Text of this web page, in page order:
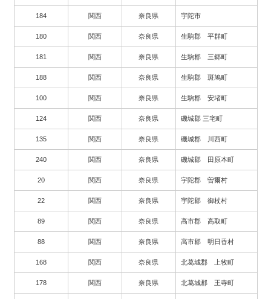
184 関西 奈良県 宇陀市
180 関西 奈良県 生駒郡 平群町
181 関西 奈良県 生駒郡 三郷町
188 関西 奈良県 生駒郡 斑鳩町
100 関西 奈良県 生駒郡 安堵町
124 関西 奈良県 磯城郡 三宅町
135 関西 奈良県 磯城郡 川西町
240 関西 奈良県 磯城郡 田原本町
20 関西 奈良県 宇陀郡 曽爾村
22 関西 奈良県 宇陀郡 御杖村
89 関西 奈良県 高市郡 高取町
88 関西 奈良県 高市郡 明日香村
168 関西 奈良県 北葛城郡 上牧町
178 関西 奈良県 北葛城郡 王寺町